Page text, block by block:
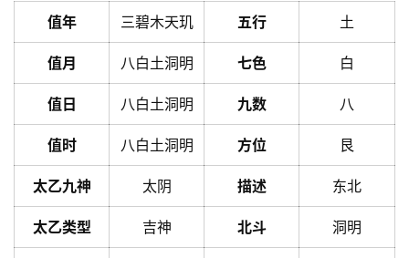
值年 三碧木天玑 五行 土
值月 八白土洞明 七色 白
值日 八白土洞明 九数 八
值时 八白土洞明 方位 艮
太乙九神 太阴 描述 东北
太乙类型 吉神 北斗 洞明